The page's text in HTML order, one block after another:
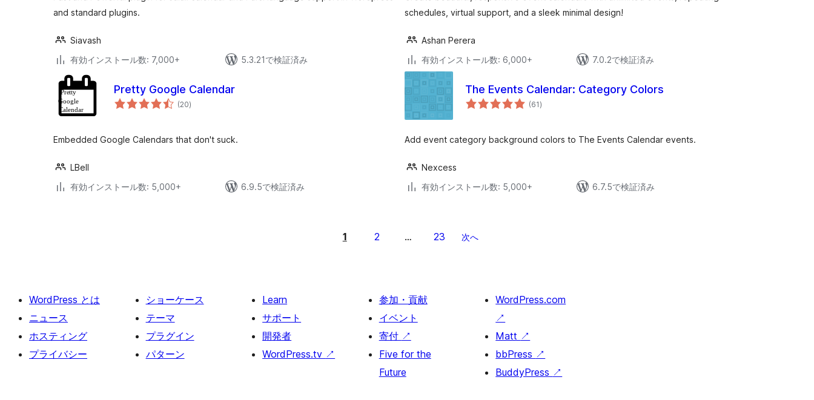
and standard plugins.
Siavash
有効インストール数: 7,000+
5.3.21で検証済み
schedules, virtual support, and a sleek minimal design!
Ashan Perera
有効インストール数: 6,000+
7.0.2で検証済み
Pretty Google Calendar
(20個
の)
Embedded Google Calendars that don't suck.
LBell
有効インストール数: 5,000+
6.9.5で検証済み
The Events Calendar: Category Colors
(61個
の)
Add event category background colors to The Events Calendar events.
Nexcess
有効インストール数: 5,000+
6.7.5で検証済み
ジ
送
り
1 2 … 23 次へ
WordPress とは
ニュース
ホスティング
プライバシー
ショーケース
テーマ
プラグイン
パターン
Learn
サポート
開発者
WordPress.tv ↗
参加・貢献
イベント
寄付 ↗
Five for the
Future
WordPress.com
↗
Matt ↗
bbPress ↗
BuddyPress ↗